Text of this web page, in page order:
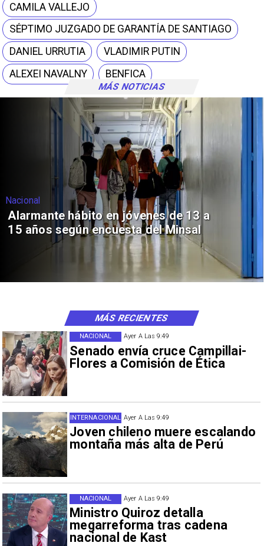
MÁS NOTICIAS
CAMILA VALLEJO
SÉPTIMO JUZGADO DE GARANTÍA DE SANTIAGO
DANIEL URRUTIA
VLADIMIR PUTIN
ALEXEI NAVALNY
BENFICA
Regiones
Aprueban creación del Parque
Sebastián Piñera con inversión de $4
mil millones
Ayer A Las 9:49
Senado envía cruce Campillai-
Flores a Comisión de Ética
NACIONAL
Ayer A Las 9:49
Joven chileno muere escalando
montaña más alta de Perú
INTERNACIONAL
Ayer A Las 9:49
Ministro Quiroz detalla
megarreforma tras cadena
nacional de Kast
NACIONAL
MÁS RECIENTES